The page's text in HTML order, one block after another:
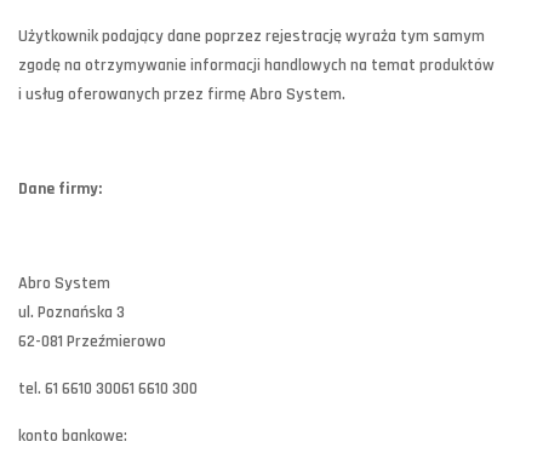
Użytkownik podający dane poprzez rejestrację wyraża tym samym
zgodę na otrzymywanie informacji handlowych na temat produktów
i usług oferowanych przez firmę Abro System.
Dane firmy:
Abro System
ul. Poznańska 3
62-081 Przeźmierowo
tel. 61 6610 30061 6610 300
konto bankowe: